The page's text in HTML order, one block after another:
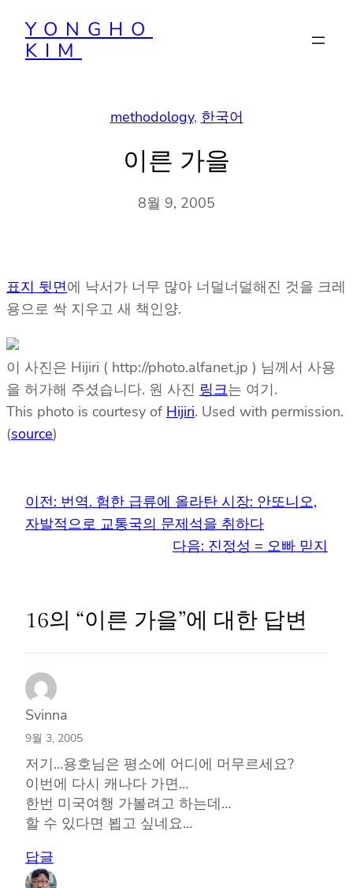
YONGHO
KIM
methodology, 한국어
이른 가을
8월 9, 2005
표지 뒷면에 낙서가 너무 많아 너덜너덜해진 것을 크레
용으로 싹 지우고 새 책인양.
이 사진은 Hijiri ( http://photo.alfanet.jp ) 님께서 사용
을 허가해 주셨습니다. 원 사진 링크는 여기.
This photo is courtesy of Hijiri. Used with permission.
(source)
이전: 번역. 험한 급류에 올라탄 시장: 안또니오,
자발적으로 교통국의 문제석을 취하다
다음: 진정성 = 오빠 믿지
16의 “이른 가을”에 대한 답변
Svinna
9월 3, 2005
저기…용호님은 평소에 어디에 머무르세요?
이번에 다시 캐나다 가면…
한번 미국여행 가볼려고 하는데…
할 수 있다면 뵙고 싶네요…
답글